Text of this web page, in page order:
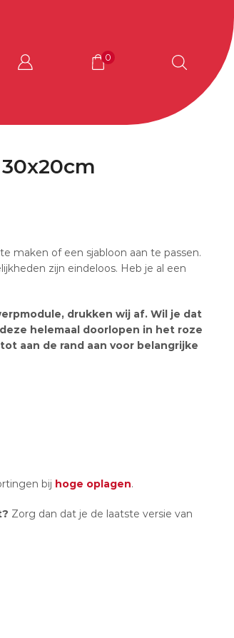
0
maken of een sjabloon aan te passen.
zijn eindeloos. Heb je al een
drukken wij af. Wil je dat
helemaal doorlopen in het roze
aan de rand aan voor belangrijke
bij hoge oplagen.
Zorg dan dat je de laatste versie van